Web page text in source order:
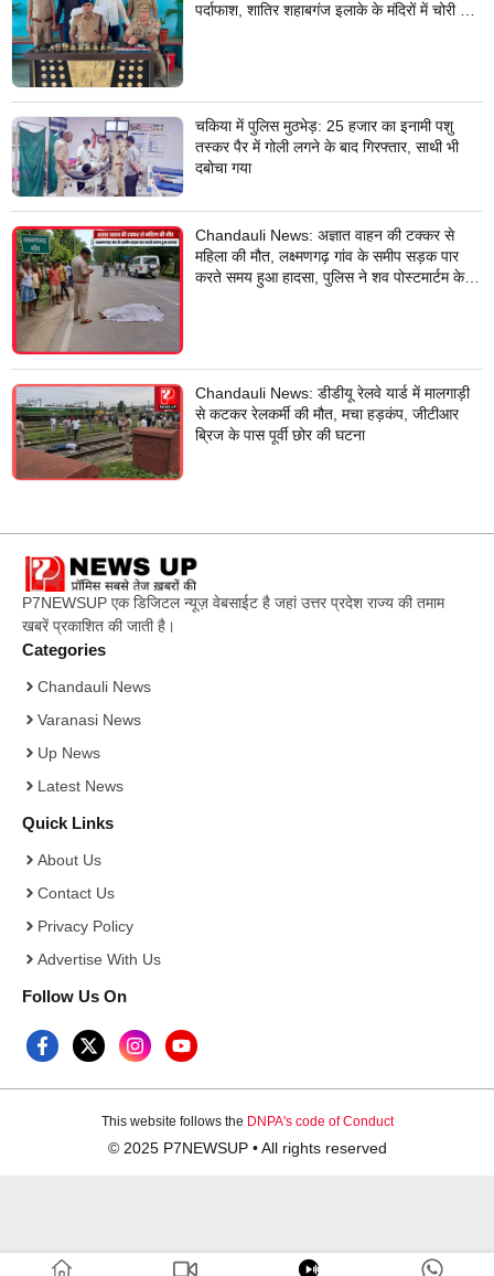
पर्दाफाश, शातिर शहाबगंज इलाके के मंदिरों में चोरी की
चकिया में पुलिस मुठभेड़: 25 हजार का इनामी पशु
तस्कर पैर में गोली लगने के बाद गिरफ्तार, साथी भी
दबोचा गया
Chandauli News: अज्ञात वाहन की टक्कर से
महिला की मौत, लक्ष्मणगढ़ गांव के समीप सड़क पार
करते समय हुआ हादसा, पुलिस ने शव पोस्टमार्टम के
Chandauli News: डीडीयू रेलवे यार्ड में मालगाड़ी
से कटकर रेलकर्मी की मौत, मचा हड़कंप, जीटीआर
ब्रिज के पास पूर्वी छोर की घटना
P7NEWSUP एक डिजिटल न्यूज़ वेबसाईट है जहां उत्तर प्रदेश राज्य की तमाम
खबरें प्रकाशित की जाती है।
Categories
Chandauli News
Varanasi News
Up News
Latest News
Quick Links
About Us
Contact Us
Privacy Policy
Advertise With Us
Follow Us On
This website follows the DNPA's code of Conduct
© 2025 P7NEWSUP • All rights reserved